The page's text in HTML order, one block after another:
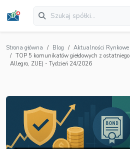
Strona główna Blog
Aktualności Rynkowe
TOP 5 komunikatów giełdowych z
Allegro, ZUE) - Tydzień 24/2026